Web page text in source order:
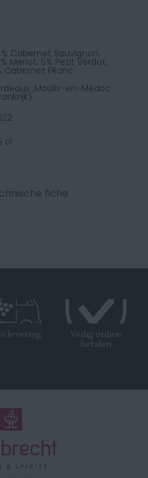
Cabernet Sauvignon,
Merlot, 5% Petit Verdot,
Cabernet FRanc
,Moulis-en-Médoc
cl
fiche
levering
Veilig online
betalen